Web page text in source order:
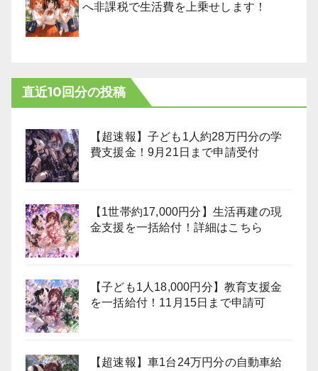
へ非課税で生活費を上乗せします！
直近10回分の投稿
【超速報】子ども1人約28万円分の学
費支援金！9月21日まで申請受付
【1世帯約17,000円分】生活再建の現
金支援を一括給付！詳細はこちら
【子ども1人18,000円分】教育支援金
を一括給付！11月15日まで申請可
【超速報】車1台24万円分の自動車給